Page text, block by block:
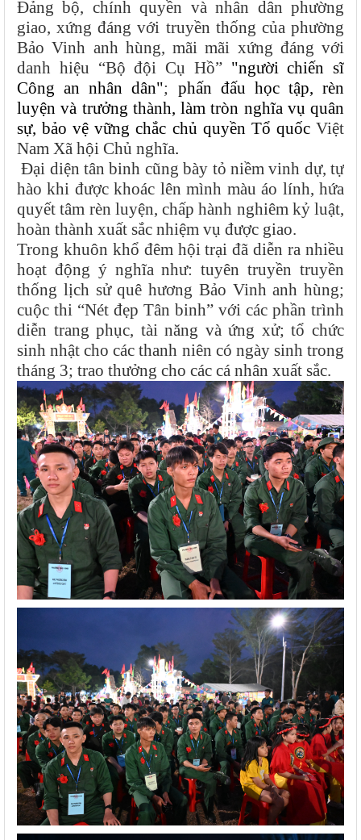
Đảng bộ, chính quyền và nhân dân phường
giao, xứng đáng với truyền thống của phường
Bảo Vinh anh hùng, mãi mãi xứng đáng với
danh hiệu “Bộ đội Cụ Hồ” "người chiến sĩ
Công an nhân dân"; phấn đấu học tập, rèn
luyện và trưởng thành, làm tròn nghĩa vụ quân
sự, bảo vệ vững chắc chủ quyền Tổ quốc Việt
Nam Xã hội Chủ nghĩa.
Đại diện tân binh cũng bày tỏ niềm vinh dự, tự
hào khi được khoác lên mình màu áo lính, hứa
quyết tâm rèn luyện, chấp hành nghiêm kỷ luật,
hoàn thành xuất sắc nhiệm vụ được giao.
Trong khuôn khổ đêm hội trại đã diễn ra nhiều
hoạt động ý nghĩa như: tuyên truyền truyền
thống lịch sử quê hương Bảo Vinh anh hùng;
cuộc thi “Nét đẹp Tân binh” với các phần trình
diễn trang phục, tài năng và ứng xử; tổ chức
sinh nhật cho các thanh niên có ngày sinh trong
tháng 3; trao thưởng cho các cá nhân xuất sắc.